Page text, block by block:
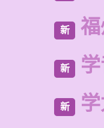
新
新
新